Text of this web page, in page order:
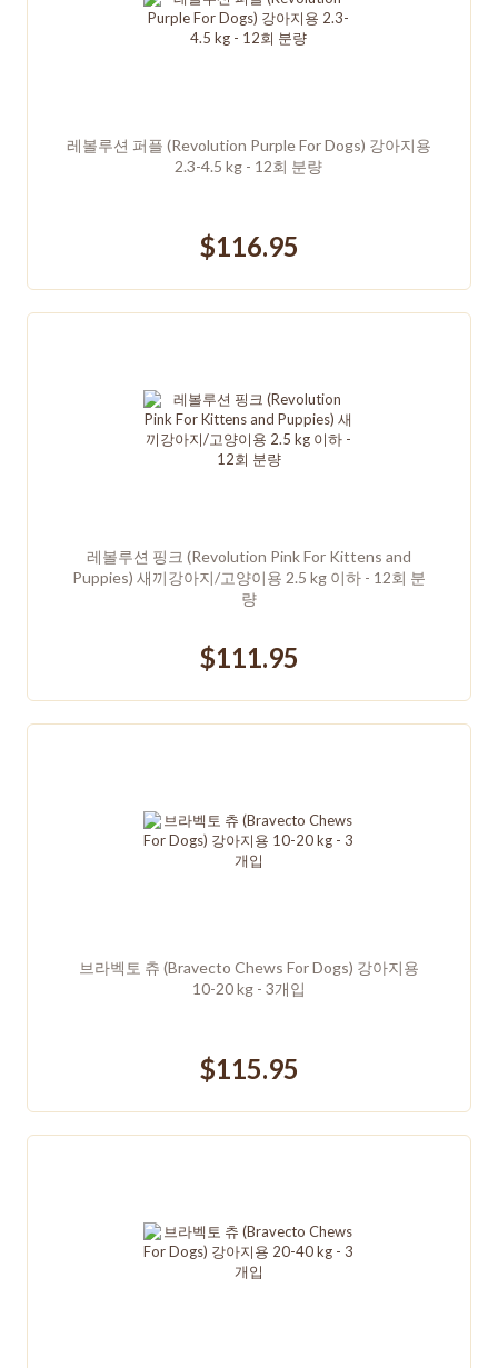
레볼루션 퍼플 (Revolution Purple For Dogs) 강아지용
2.3-4.5 kg - 12회 분량
$116.95
레볼루션 핑크 (Revolution Pink For Kittens and
Puppies) 새끼강아지/고양이용 2.5 kg 이하 - 12회 분
량
$111.95
브라벡토 츄 (Bravecto Chews For Dogs) 강아지용
10-20 kg - 3개입
$115.95